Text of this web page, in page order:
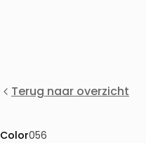
Terug naar overzicht
Color056